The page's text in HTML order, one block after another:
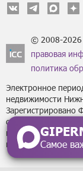
Самое
© 2008-
правовая
политика
Электронное
недвижимости
Зарегистрировано
связи,
и массовых
номером Эл №